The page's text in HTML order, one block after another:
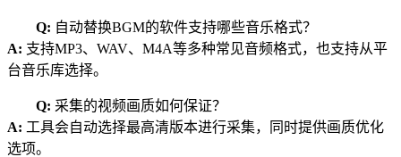
Q: 自动替换BGM的软件支持哪些音乐格式？
A: 支持MP3、WAV、M4A等多种常见音频格式，也支持从平
台音乐库选择。
Q: 采集的视频画质如何保证？
A: 工具会自动选择最高清版本进行采集，同时提供画质优化
选项。